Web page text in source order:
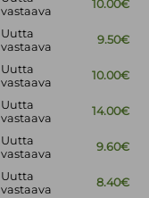
vastaava
10.00€
Uutta
vastaava
9.50€
Uutta
vastaava
10.00€
Uutta
vastaava
14.00€
Uutta
vastaava
9.60€
Uutta
vastaava
8.40€